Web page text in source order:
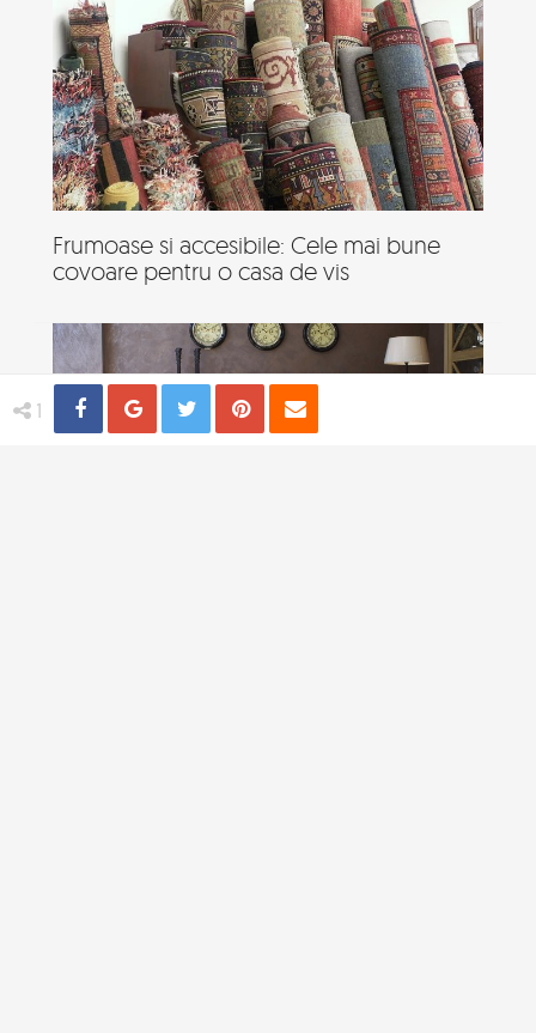
1 Share Distribuie
Tweet Pin
Frumoase si accesibile: Cele mai bune
covoare pentru o casa de vis